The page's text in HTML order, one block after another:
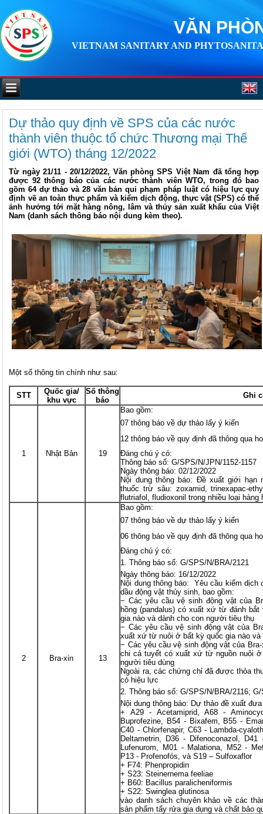
VĂN
VIETNAM SANITARY AND
Dự thảo quy định về SPS của các nước
thành viên thuộc tổ chức Thương mại Thế
giới (WTO) tháng 12/2022
Từ ngày 21/11 - 20/12/2022, Văn phòng SPS Việt Nam đã tổng hợp
được 92 thông báo của các nước thành viên WTO, trong đó bao
gồm 64 dự thảo và 28 văn bản qui phạm pháp luật có hiệu lực quy
định về an toàn thực phẩm và kiểm dịch động, thực vật (SPS) có thể
ảnh hưởng tới mặt hàng nông, lâm và thủy sản xuất khẩu của Việt
Nam (danh sách thông báo nội dung kèm theo).
Một số thông tin chính như sau:
STT
Quốc gia/
khu vực
Số thông
báo
Ghi
1 Nhật Bản 19
Bao gồm:
07 thông báo về dự thảo lấy ý kiến
12 thông báo về quy định đã thông qua
Đáng chú ý có:
Thông báo số: G/SPS/N/JPN/1152-1157
Ngày thông báo: 02/12/2022
Nội dung thông báo: Đề xuất giới
thuốc trừ sâu: zoxamid, trinexapac-
flutriafol, fludioxonil trong nhiều loại hàng
2 Bra-xin 13
Bao gồm:
07 thông báo về dự thảo lấy ý kiến
06 thông báo về quy định đã thông qua
Đáng chú ý có:
Thông báo số: G/SPS/N/BRA/2121
Ngày thông báo: 16/12/2022
Nội dung thông báo: Yêu cầu kiểm
dầu động vật thủy sinh, bao gồm:
− Các yêu cầu vệ sinh động vật của
hồng (pandalus) có xuất xứ từ đánh
gia nào và dành cho con người tiêu thụ
− Các yêu cầu vệ sinh động vật của
xuất xứ từ nuôi ở bất kỳ quốc gia nào
− Các yêu cầu vệ sinh động vật của
chi cá tuyết có xuất xứ từ nguồn nuôi
người tiêu dùng
Ngoài ra, các chứng chỉ đã được thỏa
có hiệu lực
Thông báo số: G/SPS/N/BRA/2116;
Nội dung thông báo: Dự thảo đề xuất
+ A29 - Acetamiprid, A68 -
Buprofezine, B54 - Bixafem, B55 -
C40 - Chlorfenapir, C63 - Lambda-
Deltametrin, D36 - Difenoconazol,
Lufenurom, M01 - Malationa, M52 -
P13 - Profenofós, và S19 – Sulfoxaflor
+ F74: Phenpropidin
+ S23: Steinernema feeliae
+ B60: Bacillus paralicheniformis
+ S22: Swinglea glutinosa
vào danh sách chuyên khảo về các
sản phẩm tẩy rửa gia dụng và chất bảo